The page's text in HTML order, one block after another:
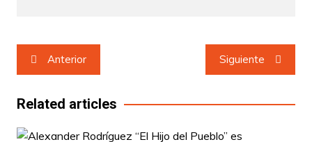
Navegación
de
entradas
Anterior Siguiente
Related articles